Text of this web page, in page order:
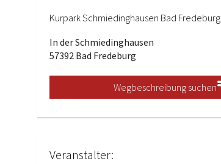
Kurpark Schmiedinghausen Bad Fredeburg
In der Schmiedinghausen
57392 Bad Fredeburg
Wegbeschreibung suchen
Veranstalter: